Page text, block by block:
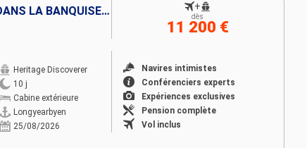
À LA RECHERCHE DES OURS DANS LA BANQUISE, NORD ET EST SVALBARD
Heritage Discoverer
10 j
Cabine extérieure
Longyearbyen
25/08/2026
Navires intimistes
Conférenciers experts
Expériences exclusives
Pension complète
Vol inclus
+
dès
11 200 €